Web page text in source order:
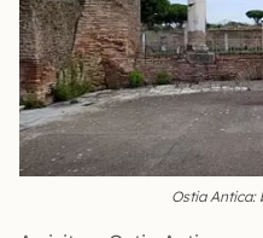
Ostia Antica: